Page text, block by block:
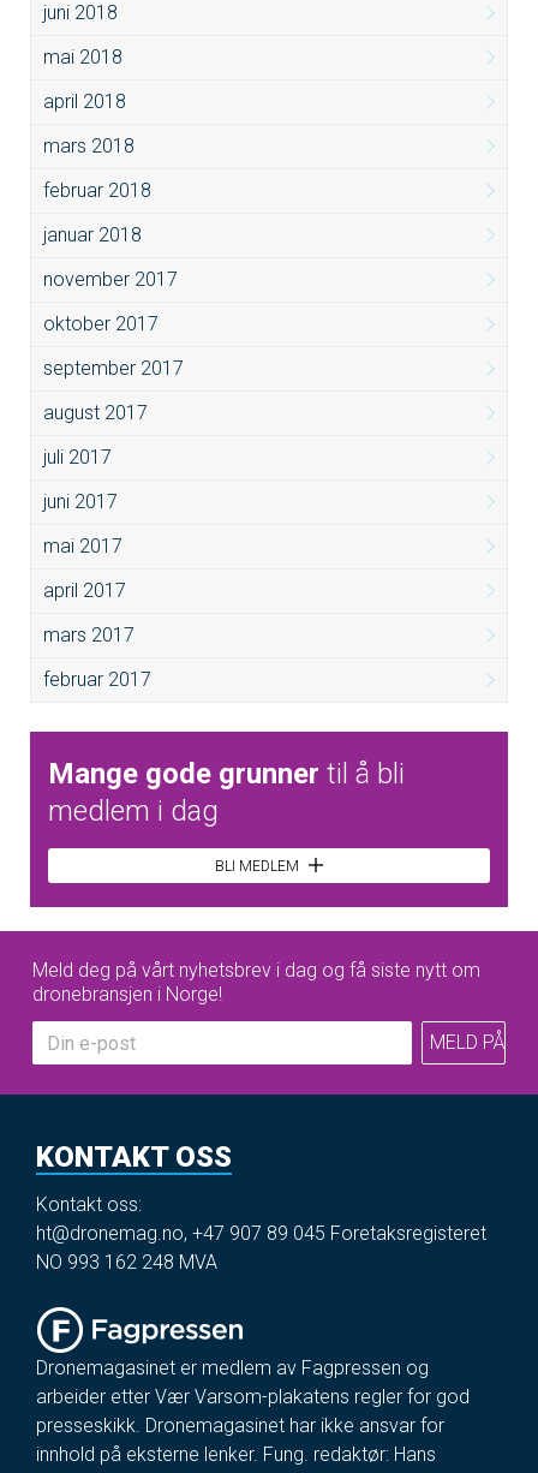
juni 2018
mai 2018
april 2018
mars 2018
februar 2018
januar 2018
november 2017
oktober 2017
september 2017
august 2017
juli 2017
juni 2017
mai 2017
april 2017
mars 2017
februar 2017
Mange gode grunner til å bli
medlem i dag
BLI MEDLEM
Meld deg på vårt nyhetsbrev i dag og få siste nytt om
dronebransjen i Norge!
KONTAKT OSS
Kontakt oss:
ht@dronemag.no, +47 907 89 045 Foretaksregisteret
NO 993 162 248 MVA
Dronemagasinet er medlem av Fagpressen og
arbeider etter Vær Varsom-plakatens regler for god
presseskikk. Dronemagasinet har ikke ansvar for
innhold på eksterne lenker. Fung. redaktør: Hans